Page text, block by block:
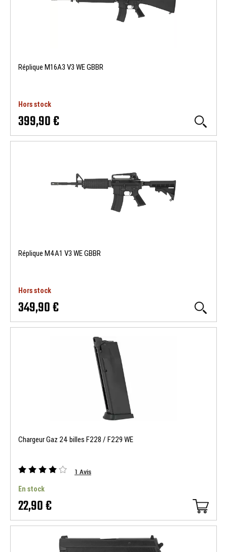
Réplique M16A3 V3 WE GBBR
Hors stock
399,90 €
Réplique M4A1 V3 WE GBBR
Hors stock
349,90 €
Chargeur Gaz 24 billes F228 / F229 WE
1 Avis
En stock
22,90 €